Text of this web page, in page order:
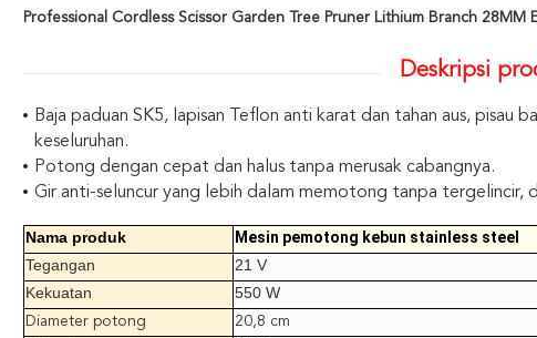
Professional Cordless Scissor Garden Tree Pruner Lithium Branch 28MM
Deskripsi
Baja paduan SK5, lapisan Teflon anti karat dan tahan aus, pisau
keseluruhan.
Potong dengan cepat dan halus tanpa merusak cabangnya.
Gir anti-seluncur yang lebih dalam memotong tanpa tergelincir,
Nama produk
Mesin pemotong kebun stainless steel
Tegangan
21 V
Kekuatan
550 W
Diameter potong 20,8 cm